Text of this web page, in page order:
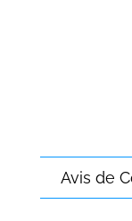
Avis de